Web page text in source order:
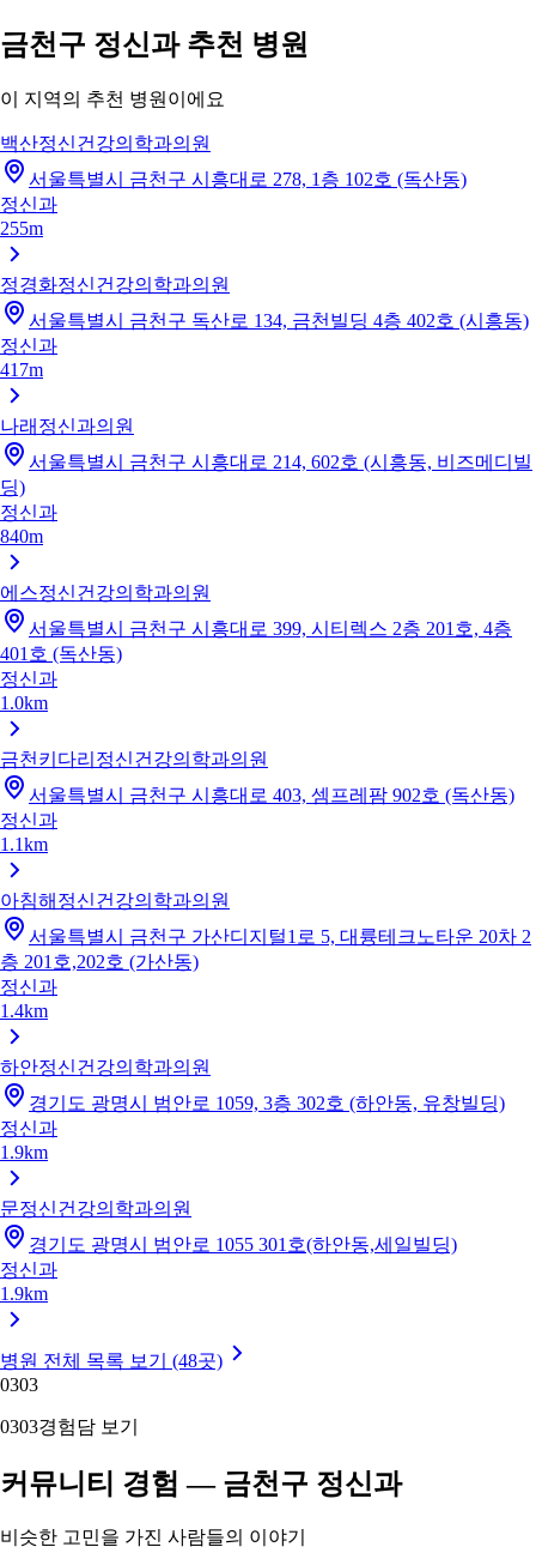
금천구 정신과 추천 병원
이 지역의 추천 병원이에요
백산정신건강의학과의원
서울특별시 금천구 시흥대로 278, 1층 102호 (독산동)
정신과
255m
정경화정신건강의학과의원
서울특별시 금천구 독산로 134, 금천빌딩 4층 402호 (시흥동)
정신과
417m
나래정신과의원
서울특별시 금천구 시흥대로 214, 602호 (시흥동, 비즈메디빌
딩)
정신과
840m
에스정신건강의학과의원
서울특별시 금천구 시흥대로 399, 시티렉스 2층 201호, 4층
401호 (독산동)
정신과
1.0km
금천키다리정신건강의학과의원
서울특별시 금천구 시흥대로 403, 셈프레팜 902호 (독산동)
정신과
1.1km
아침해정신건강의학과의원
서울특별시 금천구 가산디지털1로 5, 대륭테크노타운 20차 2
층 201호,202호 (가산동)
정신과
1.4km
하안정신건강의학과의원
경기도 광명시 범안로 1059, 3층 302호 (하안동, 유창빌딩)
정신과
1.9km
문정신건강의학과의원
경기도 광명시 범안로 1055 301호(하안동,세일빌딩)
정신과
1.9km
병원 전체 목록 보기 (48곳)
0303
0303경험담 보기
커뮤니티 경험 — 금천구 정신과
비슷한 고민을 가진 사람들의 이야기